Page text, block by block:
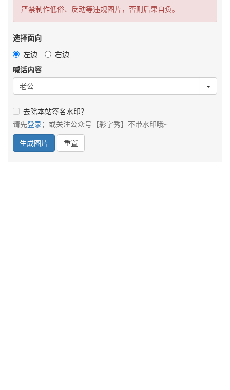
严禁制作低俗、反动等违规图片，否则后果自负。
选择面向
左边
右边
喊话内容
去除本站签名水印？
请先登录；或关注公众号【彩字秀】不带水印哦~
生成图片
重置